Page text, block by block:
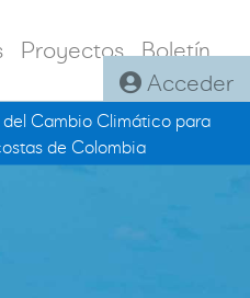
Proyectos
Boletín
Acceder
Cambio Climático para
de Colombia